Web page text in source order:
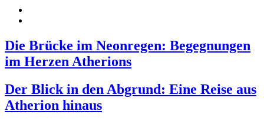
Die Brücke im Neonregen: Begegnungen
im Herzen Atherions
Der Blick in den Abgrund: Eine Reise aus
Atherion hinaus